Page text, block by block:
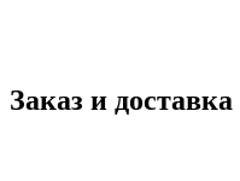
Заказ и доставка